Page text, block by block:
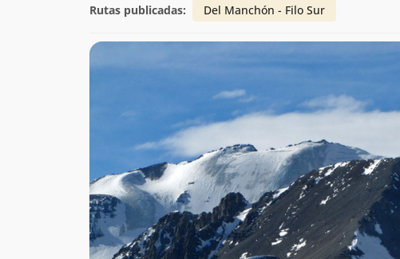
Rutas publicadas: Del Manchón - Filo Sur